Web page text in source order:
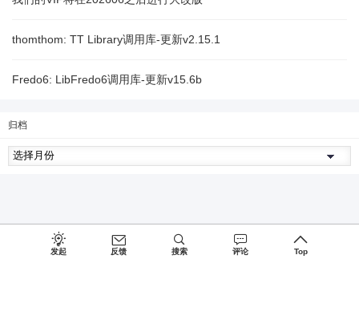
thomthom: TT Library调用库-更新v2.15.1
Fredo6: LibFredo6调用库-更新v15.6b
归档
发起 反馈 搜索 评论 Top